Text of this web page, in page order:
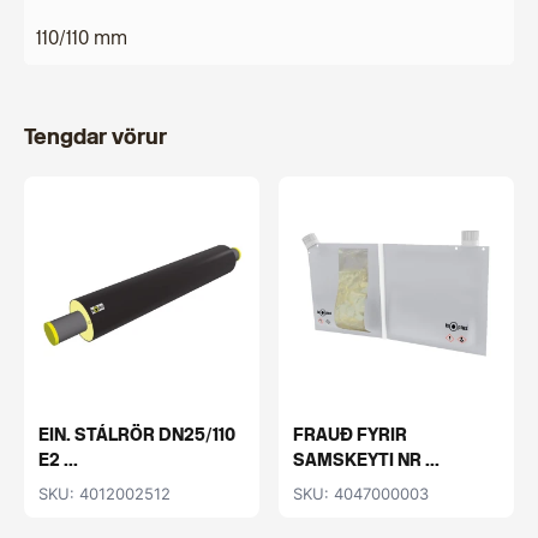
110/110 mm
Tengdar vörur
EIN. STÁLRÖR DN25/110
E2 ...
SKU: 4012002512
FRAUÐ FYRIR
SAMSKEYTI NR ...
SKU: 4047000003